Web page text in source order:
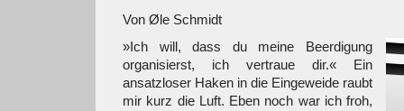
Von Øle Schmidt
»Ich will, dass du meine Beerdigung
organisierst, ich vertraue dir.« Ein
ansatzloser Haken in die Eingeweide raubt
mir kurz die Luft. Eben noch war ich froh,